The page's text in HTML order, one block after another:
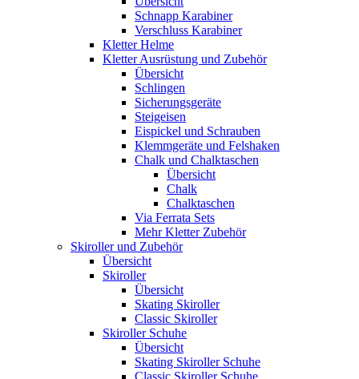
Schnapp Karabiner
Verschluss Karabiner
Kletter Helme
Kletter Ausrüstung und Zubehör
Übersicht
Schlingen
Sicherungsgeräte
Steigeisen
Eispickel und Schrauben
Klemmgeräte und Felshaken
Chalk und Chalktaschen
Übersicht
Chalk
Chalktaschen
Via Ferrata Sets
Mehr Kletter Zubehör
Skiroller und Zubehör
Übersicht
Skiroller
Übersicht
Skating Skiroller
Classic Skiroller
Skiroller Schuhe
Übersicht
Skating Skiroller Schuhe
Classic Skiroller Schuhe